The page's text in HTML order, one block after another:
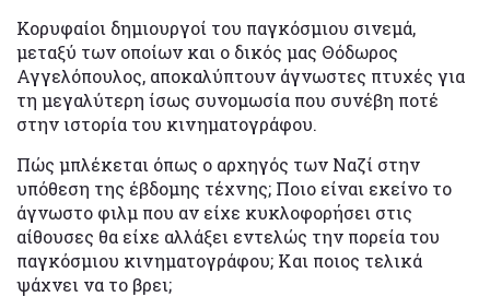
Κορυφαίοι δημιουργοί του παγκόσμιου σινεμά,
μεταξύ των οποίων και ο δικός μας Θόδωρος
Αγγελόπουλος, αποκαλύπτουν άγνωστες πτυχές για
τη μεγαλύτερη ίσως συνομωσία που συνέβη ποτέ
στην ιστορία του κινηματογράφου.
Πώς μπλέκεται όπως ο αρχηγός των Ναζί στην
υπόθεση της έβδομης τέχνης; Ποιο είναι εκείνο το
άγνωστο φιλμ που αν είχε κυκλοφορήσει στις
αίθουσες θα είχε αλλάξει εντελώς την πορεία του
παγκόσμιου κινηματογράφου; Και ποιος τελικά
ψάχνει να το βρει;